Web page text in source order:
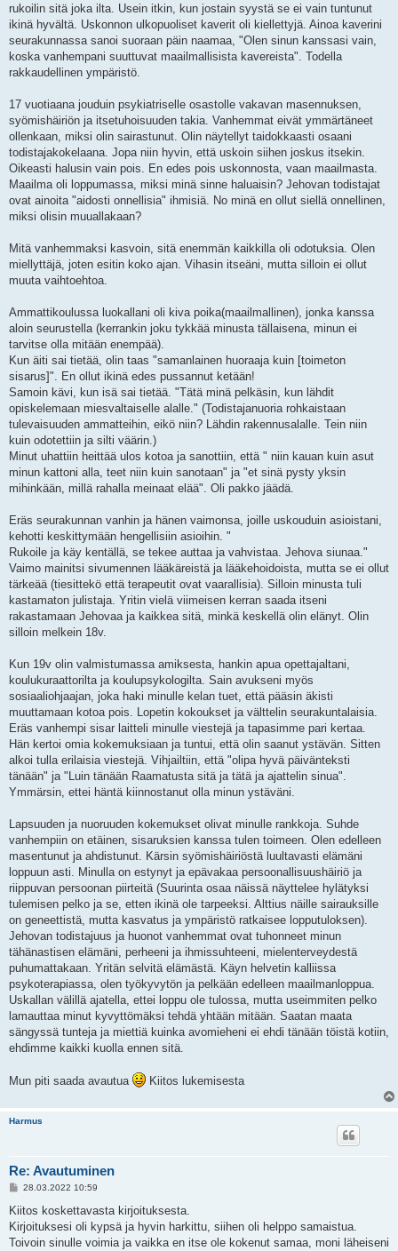
rukoilin sitä joka ilta. Usein itkin, kun jostain syystä se ei vain tuntunut
ikinä hyvältä. Uskonnon ulkopuoliset kaverit oli kiellettyjä. Ainoa kaverini
seurakunnassa sanoi suoraan päin naamaa, "Olen sinun kanssasi vain,
koska vanhempani suuttuvat maailmallisista kavereista". Todella
rakkaudellinen ympäristö.
17 vuotiaana jouduin psykiatriselle osastolle vakavan masennuksen,
syömishäiriön ja itsetuhoisuuden takia. Vanhemmat eivät ymmärtäneet
ollenkaan, miksi olin sairastunut. Olin näytellyt taidokkaasti osaani
todistajakokelaana. Jopa niin hyvin, että uskoin siihen joskus itsekin.
Oikeasti halusin vain pois. En edes pois uskonnosta, vaan maailmasta.
Maailma oli loppumassa, miksi minä sinne haluaisin? Jehovan todistajat
ovat ainoita "aidosti onnellisia" ihmisiä. No minä en ollut siellä onnellinen,
miksi olisin muuallakaan?
Mitä vanhemmaksi kasvoin, sitä enemmän kaikkilla oli odotuksia. Olen
miellyttäjä, joten esitin koko ajan. Vihasin itseäni, mutta silloin ei ollut
muuta vaihtoehtoa.
Ammattikoulussa luokallani oli kiva poika(maailmallinen), jonka kanssa
aloin seurustella (kerrankin joku tykkää minusta tällaisena, minun ei
tarvitse olla mitään enempää).
Kun äiti sai tietää, olin taas "samanlainen huoraaja kuin [toimeton
sisarus]". En ollut ikinä edes pussannut ketään!
Samoin kävi, kun isä sai tietää. "Tätä minä pelkäsin, kun lähdit
opiskelemaan miesvaltaiselle alalle." (Todistajanuoria rohkaistaan
tulevaisuuden ammatteihin, eikö niin? Lähdin rakennusalalle. Tein niin
kuin odotettiin ja silti väärin.)
Minut uhattiin heittää ulos kotoa ja sanottiin, että " niin kauan kuin asut
minun kattoni alla, teet niin kuin sanotaan" ja "et sinä pysty yksin
mihinkään, millä rahalla meinaat elää". Oli pakko jäädä.
Eräs seurakunnan vanhin ja hänen vaimonsa, joille uskouduin asioistani,
kehotti keskittymään hengellisiin asioihin. "
Rukoile ja käy kentällä, se tekee auttaa ja vahvistaa. Jehova siunaa."
Vaimo mainitsi sivumennen lääkäreistä ja lääkehoidoista, mutta se ei ollut
tärkeää (tiesittekö että terapeutit ovat vaarallisia). Silloin minusta tuli
kastamaton julistaja. Yritin vielä viimeisen kerran saada itseni
rakastamaan Jehovaa ja kaikkea sitä, minkä keskellä olin elänyt. Olin
silloin melkein 18v.
Kun 19v olin valmistumassa amiksesta, hankin apua opettajaltani,
koulukuraattorilta ja koulupsykologilta. Sain avukseni myös
sosiaaliohjaajan, joka haki minulle kelan tuet, että pääsin äkisti
muuttamaan kotoa pois. Lopetin kokoukset ja välttelin seurakuntalaisia.
Eräs vanhempi sisar laitteli minulle viestejä ja tapasimme pari kertaa.
Hän kertoi omia kokemuksiaan ja tuntui, että olin saanut ystävän. Sitten
alkoi tulla erilaisia viestejä. Vihjailtiin, että "olipa hyvä päivänteksti
tänään" ja "Luin tänään Raamatusta sitä ja tätä ja ajattelin sinua".
Ymmärsin, ettei häntä kiinnostanut olla minun ystäväni.
Lapsuuden ja nuoruuden kokemukset olivat minulle rankkoja. Suhde
vanhempiin on etäinen, sisaruksien kanssa tulen toimeen. Olen edelleen
masentunut ja ahdistunut. Kärsin syömishäiriöstä luultavasti elämäni
loppuun asti. Minulla on estynyt ja epävakaa persoonallisuushäiriö ja
riippuvan persoonan piirteitä (Suurinta osaa näissä näyttelee hylätyksi
tulemisen pelko ja se, etten ikinä ole tarpeeksi. Alttius näille sairauksille
on geneettistä, mutta kasvatus ja ympäristö ratkaisee lopputuloksen).
Jehovan todistajuus ja huonot vanhemmat ovat tuhonneet minun
tähänastisen elämäni, perheeni ja ihmissuhteeni, mielenterveydestä
puhumattakaan. Yritän selvitä elämästä. Käyn helvetin kalliissa
psykoterapiassa, olen työkyvytön ja pelkään edelleen maailmanloppua.
Uskallan välillä ajatella, ettei loppu ole tulossa, mutta useimmiten pelko
lamauttaa minut kyvyttömäksi tehdä yhtään mitään. Saatan maata
sängyssä tunteja ja miettiä kuinka avomieheni ei ehdi tänään töistä kotiin,
ehdimme kaikki kuolla ennen sitä.
Mun piti saada avautua Kiitos lukemisesta
Harmus
Re: Avautuminen
V
e
t
i
28.03.2022 10:59
Kiitos koskettavasta kirjoituksesta.
Kirjoituksesi oli kypsä ja hyvin harkittu, siihen oli helppo samaistua.
Toivoin sinulle voimia ja vaikka en itse ole kokenut samaa, moni läheiseni